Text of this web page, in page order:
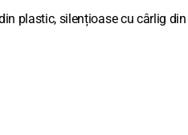
plastic, silențioase cu cârlig